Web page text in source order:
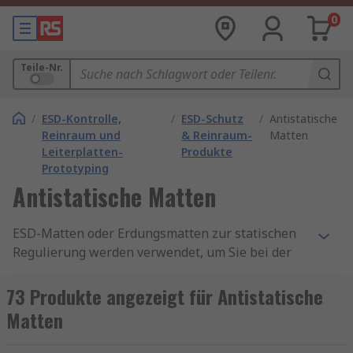
0
Teile-Nr.
/ ESD-Kontrolle,
Reinraum und
Leiterplatten-
Prototyping
/ ESD-Schutz
& Reinraum-
Produkte
/ Antistatische
Matten
Antistatische Matten
ESD-Matten oder Erdungsmatten zur statischen
Regulierung werden verwendet, um Sie bei der
Entladung) elektronischen Komponenten wie
Leiterplatten (Platinen) und Backplanes und
Hauptplatinen zu erden.
73 Produkte angezeigt für Antistatische
Matten